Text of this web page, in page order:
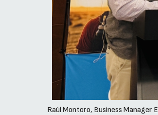
Raúl Montoro, Business Manager